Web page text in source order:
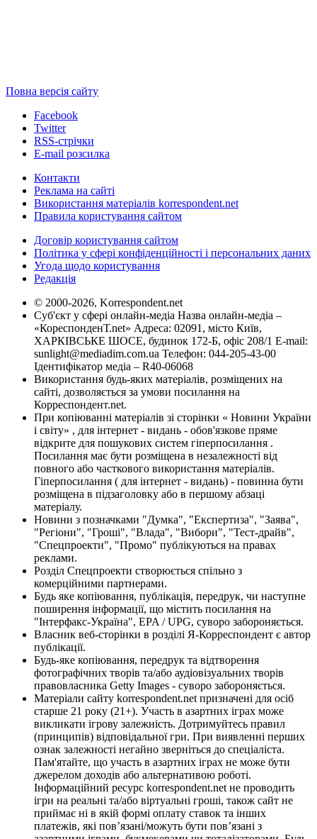
Повна версія сайту
Facebook
Twitter
RSS-стрічки
E-mail розсилка
Контакти
Реклама на сайті
Використання матеріалів korrespondent.net
Правила користування сайтом
Договір користування сайтом
Політика у сфері конфіденційності і персональних даних
Угода щодо користування
Редакція
© 2000-2026, Korrespondent.net
Суб'єкт у сфері онлайн-медіа Назва онлайн-медіа –
«КореспонденТ.net» Адреса: 02091, місто Київ,
ХАРКІВСЬКЕ ШОСЕ, будинок 172-Б, офіс 208/1 E-mail:
sunlight@mediadim.com.ua Телефон: 044-205-43-00
Ідентифікатор медіа – R40-06068
Використання будь-яких матеріалів, розміщених на
сайті, дозволяється за умови посилання на
Корреспондент.net.
При копіюванні матеріалів зі сторінки « Новини України
і світу» , для інтернет - видань - обов'язкове пряме
відкрите для пошукових систем гіперпосилання .
Посилання має бути розміщена в незалежності від
повного або часткового використання матеріалів.
Гіперпосилання ( для інтернет - видань) - повинна бути
розміщена в підзаголовку або в першому абзаці
матеріалу.
Новини з позначками "Думка", "Експертиза", "Заява",
"Регіони", "Гроші", "Влада", "Вибори", "Тест-драйв",
"Спецпроекти", "Промо" публікуються на правах
реклами.
Розділ Спецпроекти створюється спільно з
комерційними партнерами.
Будь яке копіювання, публікація, передрук, чи наступне
поширення інформації, що містить посилання на
"Інтерфакс-Україна", EPA / UPG, суворо забороняється.
Власник веб-сторінки в розділі Я-Корреспондент є автор
публікації.
Будь-яке копіювання, передрук та відтворення
фотографічних творів та/або аудіовізуальних творів
правовласника Getty Images - суворо забороняється.
Матеріали сайту korrespondent.net призначені для осіб
старше 21 року (21+). Участь в азартних іграх може
викликати ігрову залежність. Дотримуйтесь правил
(принципів) відповідальної гри. При виявленні перших
ознак залежності негайно зверніться до спеціаліста.
Пам'ятайте, що участь в азартних іграх не може бути
джерелом доходів або альтернативою роботі.
Інформаційний ресурс korrespondent.net не проводить
ігри на реальні та/або віртуальні гроші, також сайт не
приймає ні в якій формі оплату ставок та інших
платежів, які пов’язані/можуть бути пов’язані з